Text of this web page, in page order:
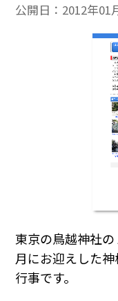
公開日： 2012年01
東京の鳥越神社
月にお迎えした
行事です。